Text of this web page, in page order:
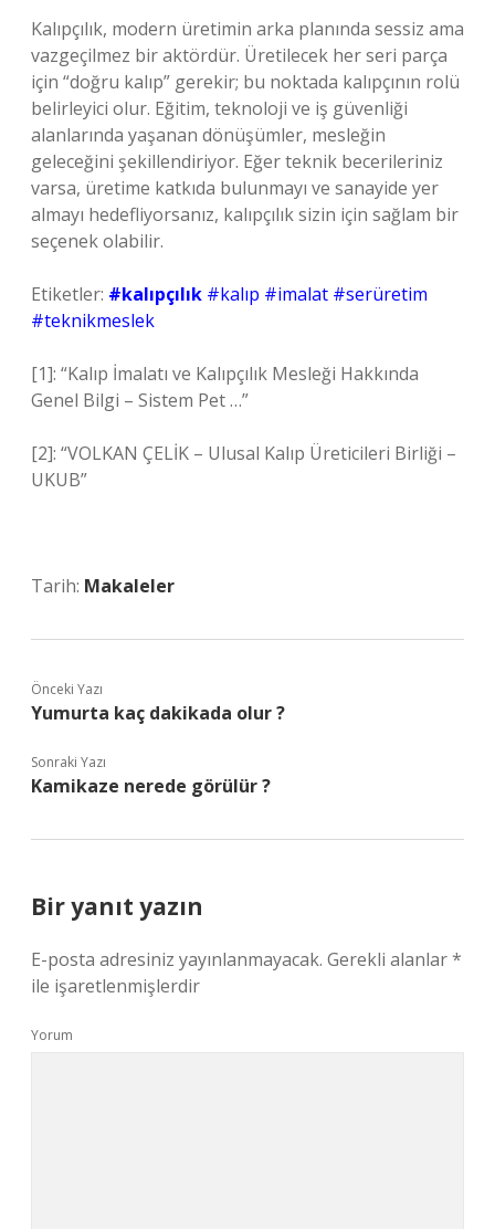
Kalıpçılık, modern üretimin arka planında sessiz ama
vazgeçilmez bir aktördür. Üretilecek her seri parça
için “doğru kalıp” gerekir; bu noktada kalıpçının rolü
belirleyici olur. Eğitim, teknoloji ve iş güvenliği
alanlarında yaşanan dönüşümler, mesleğin
geleceğini şekillendiriyor. Eğer teknik becerileriniz
varsa, üretime katkıda bulunmayı ve sanayide yer
almayı hedefliyorsanız, kalıpçılık sizin için sağlam bir
seçenek olabilir.
Etiketler: #kalıpçılık #kalıp #imalat #serüretim
#teknikmeslek
[1]: “Kalıp İmalatı ve Kalıpçılık Mesleği Hakkında
Genel Bilgi – Sistem Pet …”
[2]: “VOLKAN ÇELİK – Ulusal Kalıp Üreticileri Birliği –
UKUB”
Tarih: Makaleler
Önceki Yazı
Yumurta kaç dakikada olur ?
Sonraki Yazı
Kamikaze nerede görülür ?
Bir yanıt yazın
E-posta adresiniz yayınlanmayacak. Gerekli alanlar*
ile işaretlenmişlerdir
Yorum